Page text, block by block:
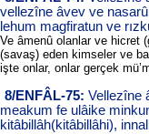
vellezîne âvev ve
lehum magfiratun ve
Ve âmenû olanlar ve hicret
(savaş) eden kimseler ve
işte onlar, onlar gerçek
8/ENFÂL-75: Vellezîne
meakum fe ulâike
kitâbillâh(kitâbillâhi),